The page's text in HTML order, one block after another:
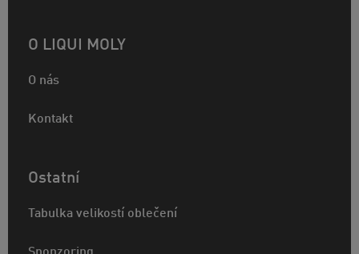
O LIQUI MOLY
O nás
Kontakt
Ostatní
Tabulka velikostí oblečení